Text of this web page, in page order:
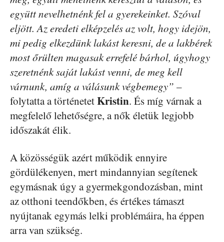
együtt nevelhetnénk fel a gyerekeinket. Szóval
eljött. Az eredeti elképzelés az volt, hogy idejön,
mi pedig elkezdünk lakást keresni, de a lakbérek
most őrülten magasak errefelé bárhol, úgyhogy
szeretnénk saját lakást venni, de meg kell
várnunk, amíg a válásunk végbemegy” –
folytatta a történetetKristin. És míg várnak a
megfelelő lehetőségre, a nők életük legjobb
időszakát élik.
A közösségük azért működik ennyire
gördülékenyen, mert mindannyian segítenek
egymásnak úgy a gyermekgondozásban, mint
az otthoni teendőkben, és értékes támaszt
nyújtanak egymás lelki problémáira, ha éppen
arra van szükség.